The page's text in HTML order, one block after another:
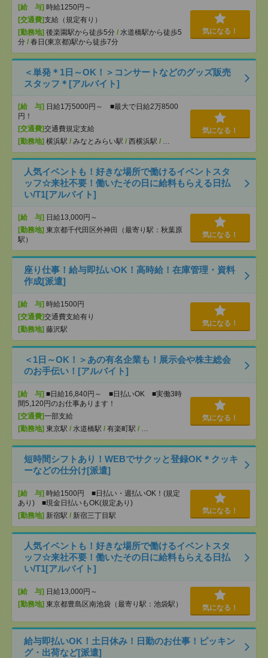
[給 与] 時給1250円～
[交通費]支給（規定有り）
[勤務地] 後楽園駅から徒歩5分 / 水道橋駅から徒歩5
分 / 春日(東京都)駅から徒歩7分
気になる！
＜単発＊1日～OK！＞コンサートなどのグッズ販売
スタッフ＊[アルバイト]
[給 与] 日給1万5000円～ ■最大で日給2万8500
円！
[交通費]交通費規定支給
[勤務地] 横浜駅 / みなとみらい駅 / 西横浜駅 / …
気になる！
人気イベントも！好きな場所で働けるイベントスタ
ッフ☆来社不要！働いたその日に給料もらえる日払
い/T1[アルバイト]
[給 与] 日給13,000円～
[勤務地] 東京都千代田区外神田（最寄り駅：秋葉原
駅）
気になる！
座り仕事！給与即払いOK！高時給！在庫管理・資料
作成[派遣]
[給 与] 時給1500円
[交通費]交通費支給有り
[勤務地] 藤沢駅
気になる！
＜1日～OK！＞あの有名企業も！展示会や株主総会
のお手伝い！[アルバイト]
[給 与] ■日給16,840円～ ■日払いOK ■実働3時
間5,120円のお仕事あります！
[交通費]一部支給
[勤務地] 東京駅 / 水道橋駅 / 有楽町駅 / …
気になる！
短時間シフトあり！WEBでサクッと登録OK＊クッキ
ーなどの仕分け[派遣]
[給 与] 時給1500円 ■日払い・週払いOK！(規定
あり) ■現金日払いもOK(規定あり)
[勤務地] 新宿駅 / 新宿三丁目駅
気になる！
人気イベントも！好きな場所で働けるイベントスタ
ッフ☆来社不要！働いたその日に給料もらえる日払
い/T1[アルバイト]
[給 与] 日給13,000円～
[勤務地] 東京都豊島区南池袋（最寄り駅：池袋駅） 気になる！
給与即払いOK！土日休み！日勤のお仕事！ピッキン
グ・出荷など[派遣]